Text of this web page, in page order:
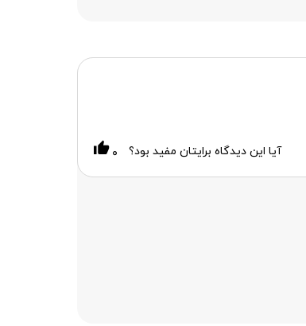
آیا این دیدگاه برایتان مفید بود؟ ۰